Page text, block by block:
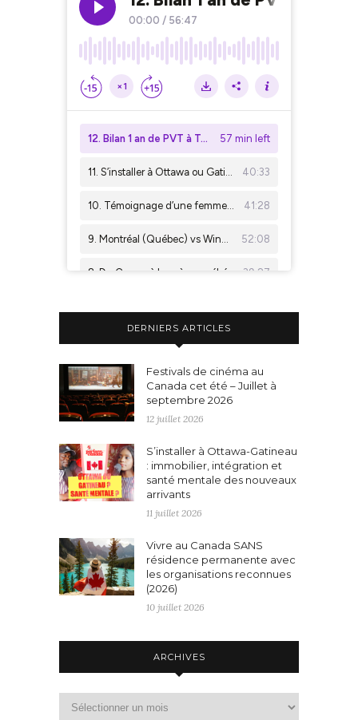
DERNIERS ARTICLES
Festivals de cinéma au
Canada cet été – Juillet à
septembre 2026
12 juillet 2026
S’installer à Ottawa-Gatineau
: immobilier, intégration et
santé mentale des nouveaux
arrivants
11 juillet 2026
Vivre au Canada SANS
résidence permanente avec
les organisations reconnues
(2026)
10 juillet 2026
ARCHIVES